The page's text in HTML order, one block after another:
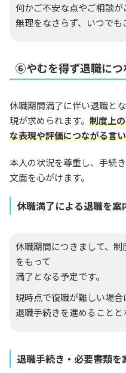
何かご不安な点やご相談が
無理をなさらず、いつでも
⑥やむを得ず退職につ
休職期間満了に伴い退職と
現が求められます。 制度上
な表現や評価につながる言
本人の状況を尊重し、手続
文面を心がけます。
休職満了による退職を案
休職期間につきまして、
をもって
満了となる予定です。
現時点で復職が難しい場合
退職手続きを進めることと
退職手続き・必要書類を